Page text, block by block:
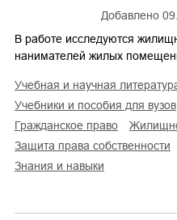
Добавлено
В работе исследуются
нанимателей жилых
учебная и научная
учебники и пособия для вузов
гражданское право
защита права собственности
знания и навыки